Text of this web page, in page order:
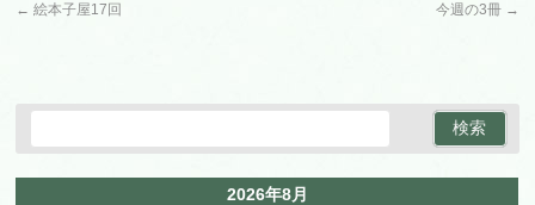
← 絵本子屋17回 今週の3冊 →
2026年8月